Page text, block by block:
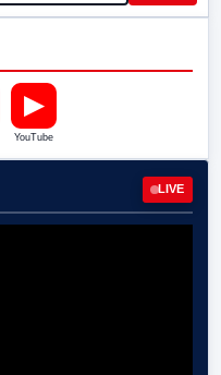
▶
YouTube
LIVE